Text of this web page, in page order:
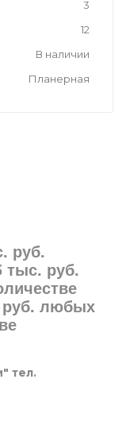
3
12
В наличии
Планерная
руб.
тыс. руб.
руб. любых
тел.